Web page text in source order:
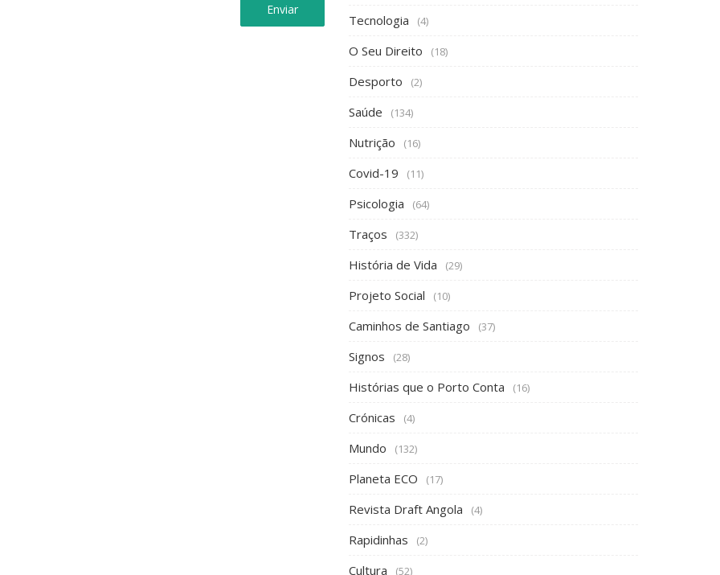
Enviar
Tecnologia (4)
O Seu Direito (18)
Desporto (2)
Saúde (134)
Nutrição (16)
Covid-19 (11)
Psicologia (64)
Traços (332)
História de Vida (29)
Projeto Social (10)
Caminhos de Santiago (37)
Signos (28)
Histórias que o Porto Conta (16)
Crónicas (4)
Mundo (132)
Planeta ECO (17)
Revista Draft Angola (4)
Rapidinhas (2)
Cultura (52)